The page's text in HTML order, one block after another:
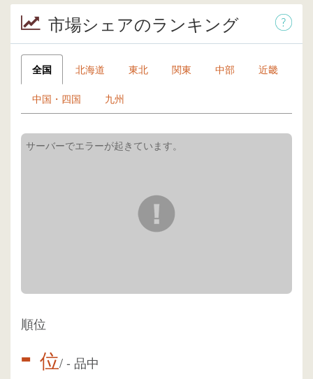
市場シェアのランキング
全国 北海道 東北 関東 中部 近畿
中国・四国 九州
順位
- 位/- 品中